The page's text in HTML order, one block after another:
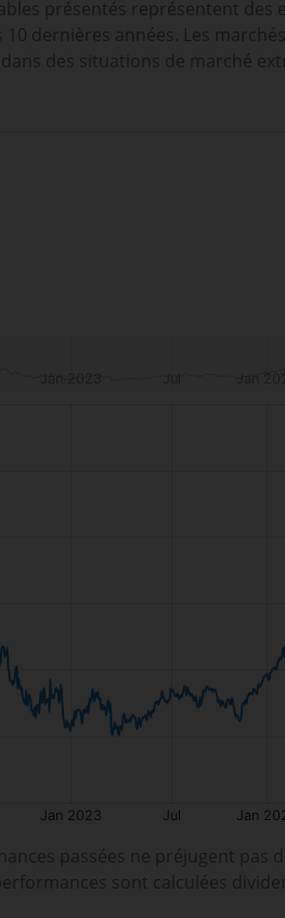
présentés représentent
dernières années. Les
des situations de marché
passées ne préjugent
sont calculées